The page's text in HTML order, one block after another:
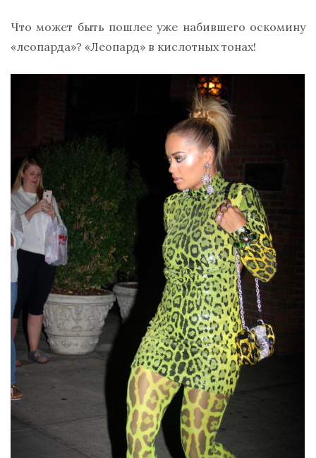
Что может быть пошлее уже набившего оскомину
«леопарда»? «Леопард» в кислотных тонах!